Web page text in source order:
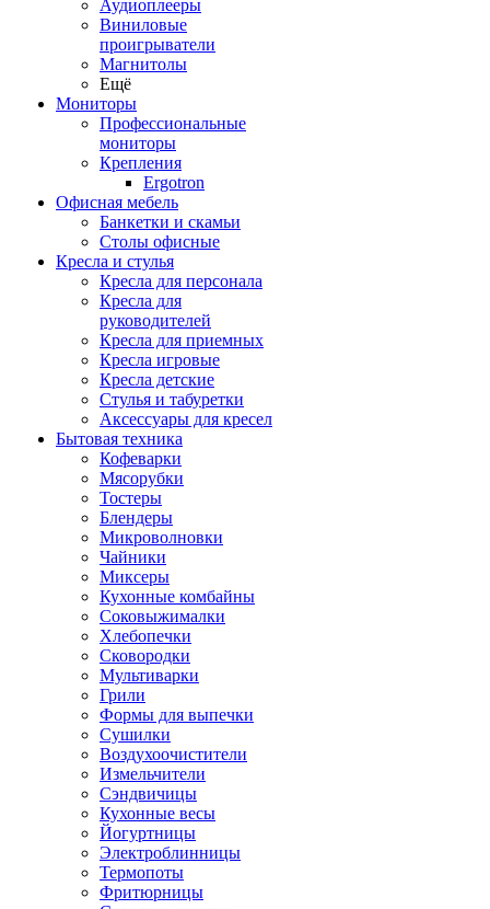
Аудиоплееры
Виниловые
проигрыватели
Магнитолы
Ещё
Мониторы
Профессиональные
мониторы
Крепления
Ergotron
Офисная мебель
Банкетки и скамьи
Столы офисные
Кресла и стулья
Кресла для персонала
Кресла для
руководителей
Кресла для приемных
Кресла игровые
Кресла детские
Стулья и табуретки
Аксессуары для кресел
Бытовая техника
Кофеварки
Мясорубки
Тостеры
Блендеры
Микроволновки
Чайники
Миксеры
Кухонные комбайны
Соковыжималки
Хлебопечки
Сковородки
Мультиварки
Грили
Формы для выпечки
Сушилки
Воздухоочистители
Измельчители
Сэндвичицы
Кухонные весы
Йогуртницы
Электроблинницы
Термопоты
Фритюрницы